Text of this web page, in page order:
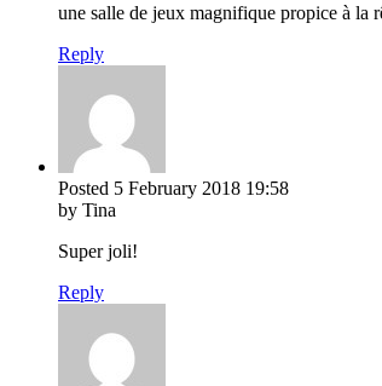
une salle de jeux magnifique propice à
Reply
Posted 5 February 2018 19:58
by Tina
Super joli!
Reply